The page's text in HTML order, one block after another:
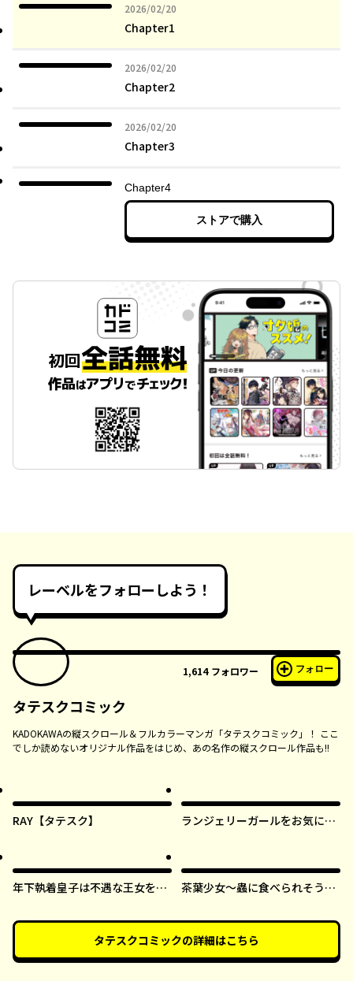
2026/02/20
2026年02月20日
Chapter1
2026/02/20
2026年02月20日
Chapter2
2026/02/20
2026年02月20日
Chapter3
Chapter4
ストアで購入
レーベルをフォローしよう！
1,614 フォロワー フォロー
タテスクコミック
KADOKAWAの縦スクロール＆フルカラーマンガ「タテスクコミック」！ ここ
でしか読めないオリジナル作品をはじめ、あの名作の縦スクロール作品も!!
RAY【タテスク】
ランジェリーガールをお気に召
年下執着皇子は不遇な王女を愛
茶葉少女～蟲に食べられそうに
した！～【タテスク】
タテスクコミックの詳細はこちら